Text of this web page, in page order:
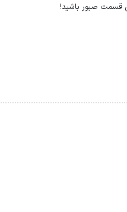
قسمت صبور باشید!